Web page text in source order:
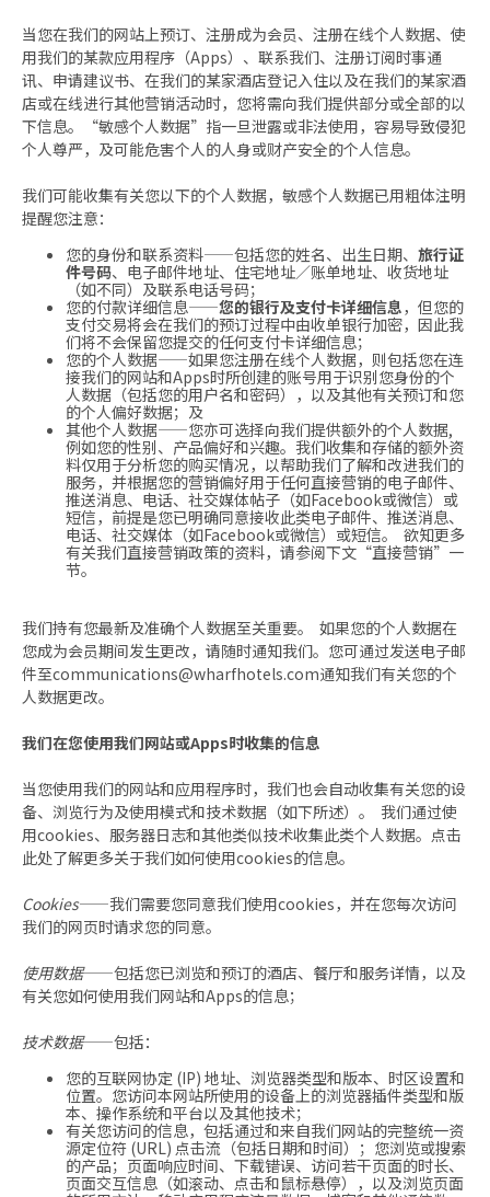
当您在我们的网站上预订、注册成为会员、注册在线个人数据、使
用我们的某款应用程序（Apps）、联系我们、注册订阅时事通
讯、申请建议书、在我们的某家酒店登记入住以及在我们的某家酒
店或在线进行其他营销活动时，您将需向我们提供部分或全部的以
下信息。“敏感个人数据”指一旦泄露或非法使用，容易导致侵犯
个人尊严，及可能危害个人的人身或财产安全的个人信息。
我们可能收集有关您以下的个人数据，敏感个人数据已用粗体注明
提醒您注意：
您的身份和联系资料——包括您的姓名、出生日期、 旅行证
件号码、电子邮件地址、住宅地址／账单地址、收货地址
（如不同）及联系电话号码；
您的付款详细信息——您的银行及支付卡详细信息，但您的
支付交易将会在我们的预订过程中由收单银行加密，因此我
们将不会保留您提交的任何支付卡详细信息；
您的个人数据——如果您注册在线个人数据，则包括您在连
接我们的网站和Apps时所创建的账号用于识别您身份的个
人数据（包括您的用户名和密码），以及其他有关预订和您
的个人偏好数据；及
其他个人数据——您亦可选择向我们提供额外的个人数据,
例如您的性别、产品偏好和兴趣。我们收集和存储的额外资
料仅用于分析您的购买情况，以帮助我们了解和改进我们的
服务，并根据您的营销偏好用于任何直接营销的电子邮件、
推送消息、电话、社交媒体帖子（如Facebook或微信）或
短信，前提是您已明确同意接收此类电子邮件、推送消息、
电话、社交媒体（如Facebook或微信）或短信。 欲知更多
有关我们直接营销政策的资料，请参阅下文“直接营销”一
节。
我们持有您最新及准确个人数据至关重要。 如果您的个人数据在
您成为会员期间发生更改，请随时通知我们。您可通过发送电子邮
件至communications@wharfhotels.com通知我们有关您的个
人数据更改。
我们在您使用我们网站或Apps时收集的信息
当您使用我们的网站和应用程序时，我们也会自动收集有关您的设
备、浏览行为及使用模式和技术数据（如下所述）。 我们通过使
用cookies、服务器日志和其他类似技术收集此类个人数据。点击
此处了解更多关于我们如何使用cookies的信息。
Cookies——我们需要您同意我们使用cookies，并在您每次访问
我们的网页时请求您的同意。
使用数据——包括您已浏览和预订的酒店、餐厅和服务详情，以及
有关您如何使用我们网站和Apps的信息；
技术数据——包括：
您的互联网协定 (IP) 地址、浏览器类型和版本、时区设置和
位置。您访问本网站所使用的设备上的浏览器插件类型和版
本、操作系统和平台以及其他技术；
有关您访问的信息，包括通过和来自我们网站的完整统一资
源定位符 (URL) 点击流（包括日期和时间）；您浏览或搜索
的产品；页面响应时间、下载错误、访问若干页面的时长、
页面交互信息（如滚动、点击和鼠标悬停），以及浏览页面